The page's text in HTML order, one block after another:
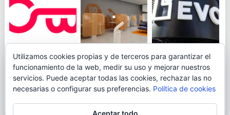
JUEGA AL
CANICÓDROMO
DIGITAL DE
OPENBANK
ING TOCA SUELO EN
LA RENTABILIDAD
DE SU CUENTA
NARANJA: 0,01% TAE
EVO BANK
PERMITIRÁ
INGRESAR DINERO
DESDE LAS OFICINAS
Utilizamos cookies propias y de terceros para garantizar el
funcionamiento de la web, medir su uso y mejorar nuestros
servicios. Puede aceptar todas las cookies, rechazar las no
necesarias o configurar sus preferencias. Política de cookies
Aceptar todo